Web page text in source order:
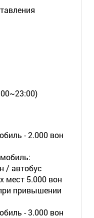
- 2.000 вон
/ автобус
мест 5.000 вон
привышении
- 3.000 вон